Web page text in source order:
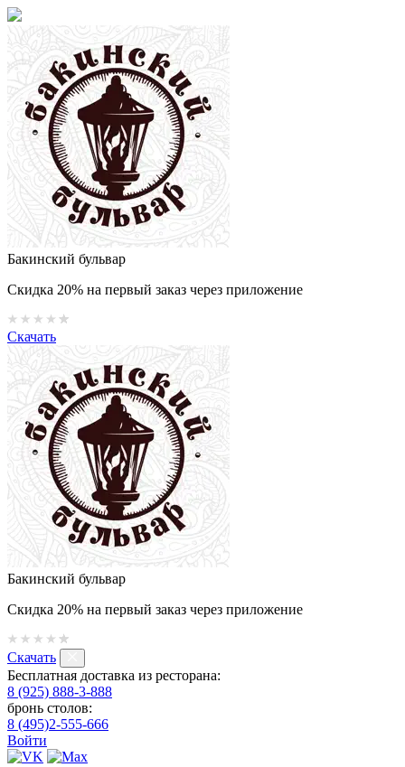
Бакинский бульвар
Скидка 20% на первый заказ через приложение
Скачать
Бакинский бульвар
Скидка 20% на первый заказ через приложение
Скачать
Бесплатная доставка из ресторана:
8 (925) 888-3-888
бронь столов:
8 (495)2-555-666
Войти